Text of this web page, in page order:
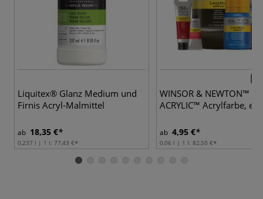
Liquitex® Glanz Medium und
Firnis Acryl-Malmittel
ab 18,35 €
0,237 l | 1 l: 77,43 €
WINSOR & NEWTON™
ACRYLIC™ Acrylfarbe,
ab 4,95 €
0,06 l | 1 l: 82,50 €